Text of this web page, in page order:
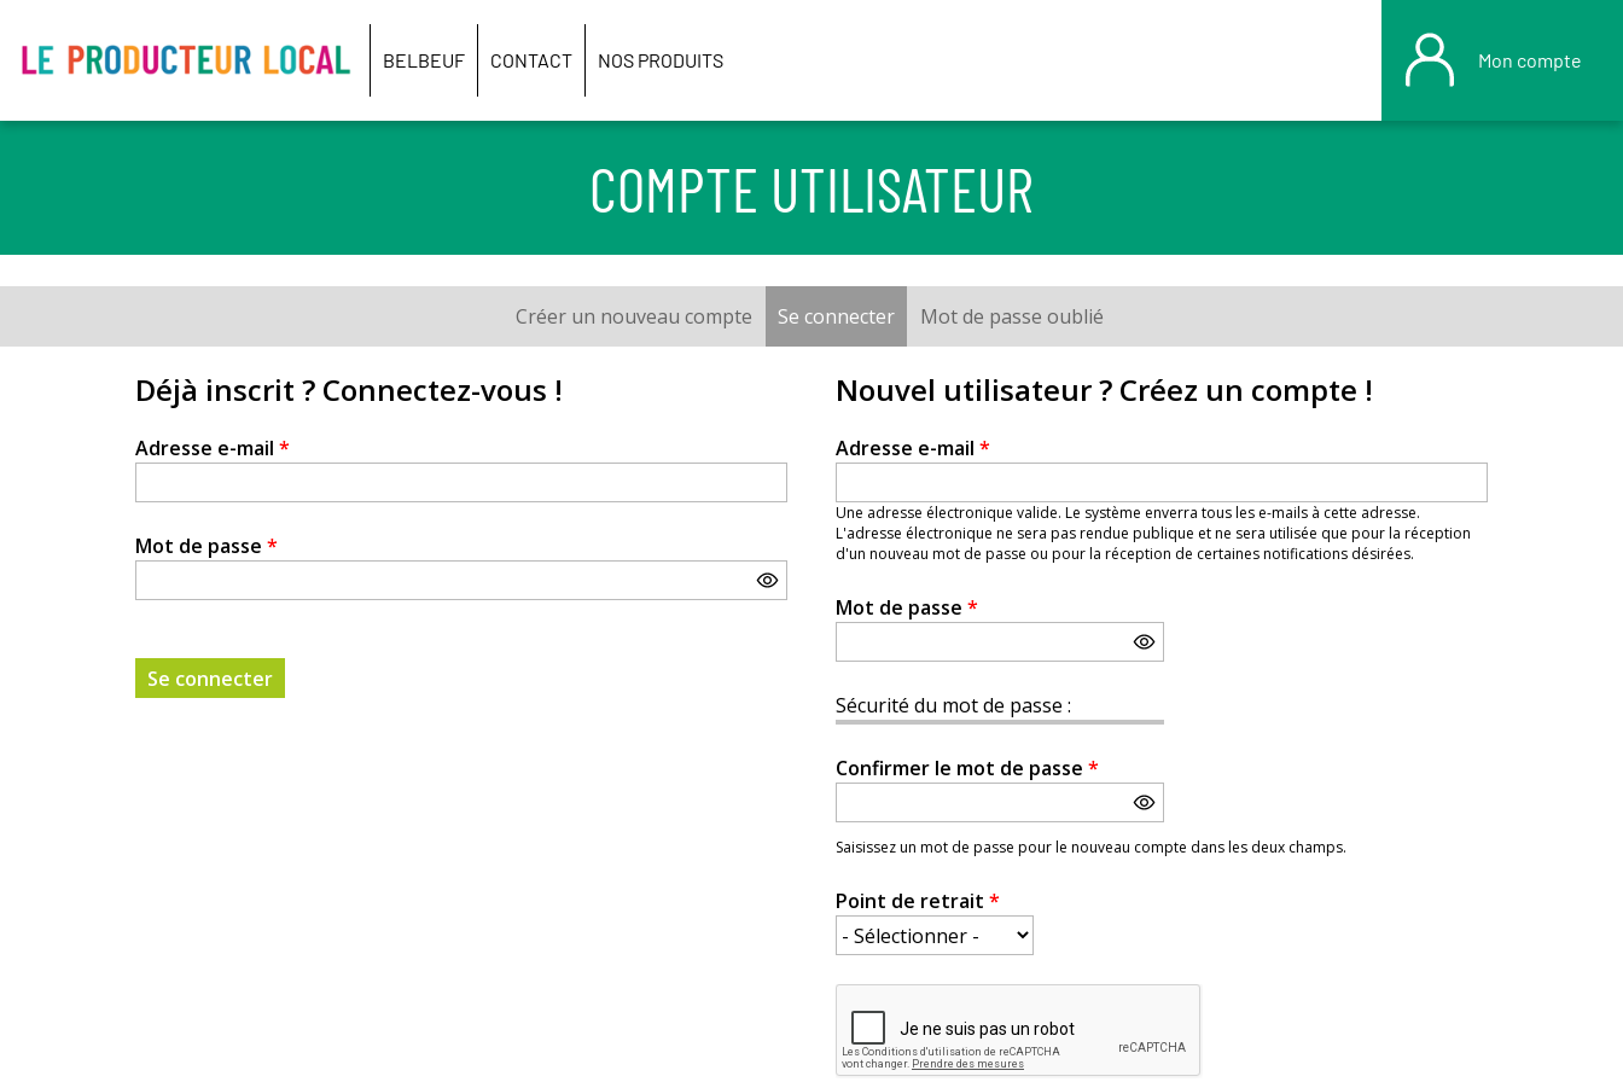
local
-
Belbeuf
BELBEUF CONTACT NOS PRODUITS Mon compte
COMPTE UTILISATEUR
principaux
Créer un nouveau compte Se connecter (onglet actif)
Mot de passe oublié
Déjà inscrit ? Connectez-vous !
Adresse e-mail *
Mot de passe *
Nouvel utilisateur ? Créez un compte !
Adresse e-mail *
Une adresse électronique valide. Le système enverra tous les e-mails à cette adresse.
L'adresse électronique ne sera pas rendue publique et ne sera utilisée que pour la réception
d'un nouveau mot de passe ou pour la réception de certaines notifications désirées.
Mot de passe *
Sécurité du mot de passe :
Confirmer le mot de passe *
Saisissez un mot de passe pour le nouveau compte dans les deux champs.
Point de retrait *